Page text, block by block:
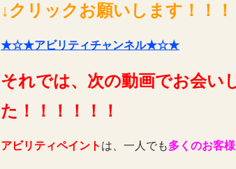
↓クリックお願いします！！！
★☆★アビリティチャンネル★☆★
それでは、次の動画でお会い
た！！！！！！
アビリティペイント は、一人でも多くのお客様